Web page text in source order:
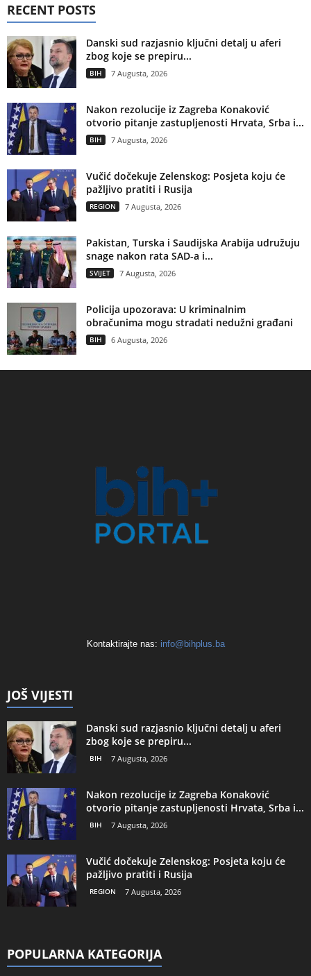
RECENT POSTS
Danski sud razjasnio ključni detalj u aferi
zbog koje se prepiru...
BIH 7 Augusta, 2026
Nakon rezolucije iz Zagreba Konaković
otvorio pitanje zastupljenosti Hrvata, Srba i...
BIH 7 Augusta, 2026
Vučić dočekuje Zelenskog: Posjeta koju će
pažljivo pratiti i Rusija
REGION 7 Augusta, 2026
Pakistan, Turska i Saudijska Arabija udružuju
snage nakon rata SAD-a i...
SVIJET 7 Augusta, 2026
Policija upozorava: U kriminalnim
obračunima mogu stradati nedužni građani
BIH 6 Augusta, 2026
Kontaktirajte nas: info@bihplus.ba
JOŠ VIJESTI
Danski sud razjasnio ključni detalj u aferi
zbog koje se prepiru...
BIH 7 Augusta, 2026
Nakon rezolucije iz Zagreba Konaković
otvorio pitanje zastupljenosti Hrvata, Srba i...
BIH 7 Augusta, 2026
Vučić dočekuje Zelenskog: Posjeta koju će
pažljivo pratiti i Rusija
REGION 7 Augusta, 2026
POPULARNA KATEGORIJA